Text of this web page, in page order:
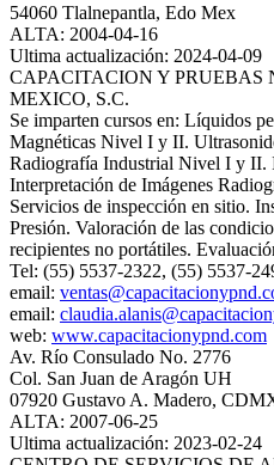
54060 Tlalnepantla, Edo Mex
ALTA: 2004-04-16
Ultima actualización: 2024-04-09
CAPACITACION Y PRUEBAS
MEXICO, S.C.
Se imparten cursos en: Líquidos
Magnéticas Nivel I y II.
Radiografía Industrial Nivel I y II.
Interpretación de Imágenes
Servicios de inspección en sitio.
Presión. Valoración de las
recipientes no portátiles.
Tel: (55) 5537-2322, (55) 5537-
email:
email:
web: www.capacitacionypnd.com
Av. Río Consulado No. 2776
Col. San Juan de Aragón UH
07920 Gustavo A. Madero,
ALTA: 2007-06-25
Ultima actualización: 2023-02-24